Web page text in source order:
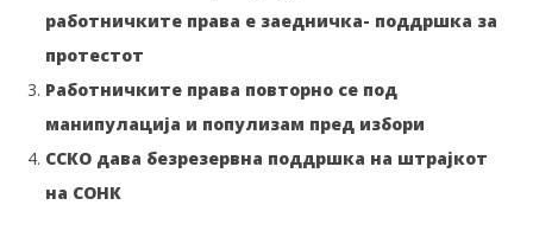
работничките права е заедничка- поддршка за
протестот
Работничките права повторно се под
манипулација и популизам пред избори
ССКО дава безрезервна поддршка на штрајкот
на СОНК